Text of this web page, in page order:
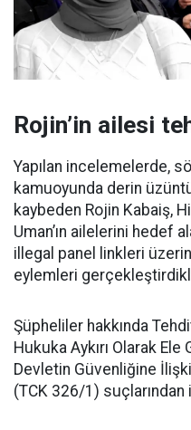
Rojin’in ailesi
Yapılan incelemelerde,
kamuoyunda derin
kaybeden Rojin Kabaiş,
Uman’ın ailelerini hedef
illegal panel linkleri
eylemleri
Şüpheliler hakkında
Hukuka Aykırı Olarak
Devletin Güvenliğine
(TCK 326/1) suçlarından